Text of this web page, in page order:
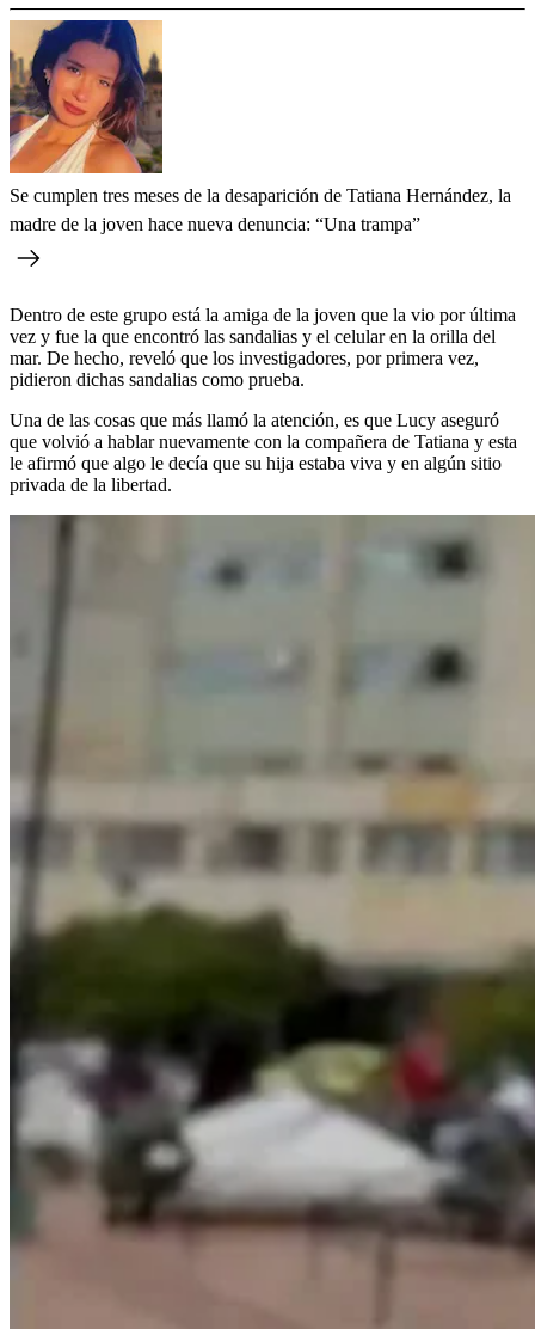
Se cumplen tres meses de la desaparición de Tatiana Hernández, la
madre de la joven hace nueva denuncia: “Una trampa”
Dentro de este grupo está la amiga de la joven que la vio por última
vez y fue la que encontró las sandalias y el celular en la orilla del
mar. De hecho, reveló que los investigadores, por primera vez,
pidieron dichas sandalias como prueba.
Una de las cosas que más llamó la atención, es que Lucy aseguró
que volvió a hablar nuevamente con la compañera de Tatiana y esta
le afirmó que algo le decía que su hija estaba viva y en algún sitio
privada de la libertad.